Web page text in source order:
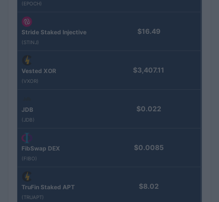
(EPOCH)
Stride Staked Injective
(STINJ)
$16.49
Vested XOR
(VXOR)
$3,407.11
JDB
(JDB)
$0.022
FibSwap DEX
(FIBO)
$0.0085
TruFin Staked APT
(TRUAPT)
$8.02